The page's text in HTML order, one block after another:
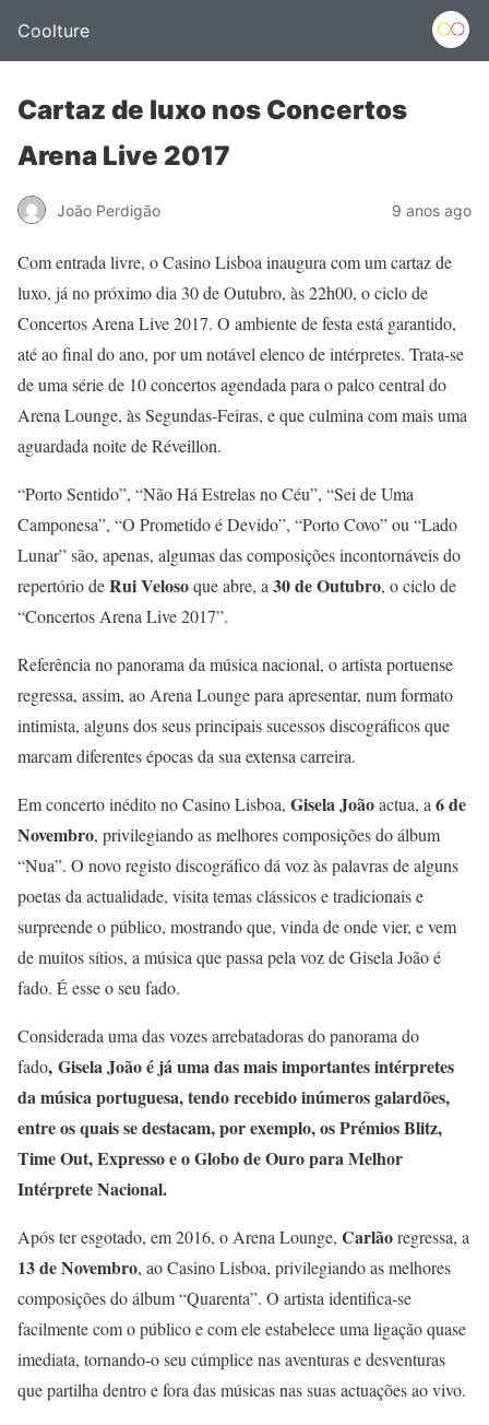
Coolture
Cartaz de luxo nos Concertos
Arena Live 2017
João Perdigão 9 anos ago
Com entrada livre, o Casino Lisboa inaugura com um cartaz de
luxo, já no próximo dia 30 de Outubro, às 22h00, o ciclo de
Concertos Arena Live 2017. O ambiente de festa está garantido,
até ao final do ano, por um notável elenco de intérpretes. Trata-se
de uma série de 10 concertos agendada para o palco central do
Arena Lounge, às Segundas-Feiras, e que culmina com mais uma
aguardada noite de Réveillon.
“Porto Sentido”, “Não Há Estrelas no Céu”, “Sei de Uma
Camponesa”, “O Prometido é Devido”, “Porto Covo” ou “Lado
Lunar” são, apenas, algumas das composições incontornáveis do
repertório deRui Velosoque abre, a 30 de Outubro, o ciclo de
“Concertos Arena Live 2017”.
Referência no panorama da música nacional, o artista portuense
regressa, assim, ao Arena Lounge para apresentar, num formato
intimista, alguns dos seus principais sucessos discográficos que
marcam diferentes épocas da sua extensa carreira.
Em concerto inédito no Casino Lisboa, Gisela Joãoactua, a 6 de
Novembro, privilegiando as melhores composições do álbum
“Nua”. O novo registo discográfico dá voz às palavras de alguns
poetas da actualidade, visita temas clássicos e tradicionais e
surpreende o público, mostrando que, vinda de onde vier, e vem
de muitos sítios, a música que passa pela voz de Gisela João é
fado. É esse o seu fado.
Considerada uma das vozes arrebatadoras do panorama do
fado, Gisela João é já uma das mais importantes intérpretes
da música portuguesa, tendo recebido inúmeros galardões,
entre os quais se destacam, por exemplo, os Prémios Blitz,
Time Out, Expresso e o Globo de Ouro para Melhor
Intérprete Nacional.
Após ter esgotado, em 2016, o Arena Lounge, Carlãoregressa, a
13 de Novembro, ao Casino Lisboa, privilegiando as melhores
composições do álbum “Quarenta”. O artista identifica-se
facilmente com o público e com ele estabelece uma ligação quase
imediata, tornando-o seu cúmplice nas aventuras e desventuras
que partilha dentro e fora das músicas nas suas actuações ao vivo.